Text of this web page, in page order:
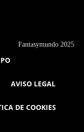
Fantasymundo 2025
AVISO LEGAL
DE COOKIES